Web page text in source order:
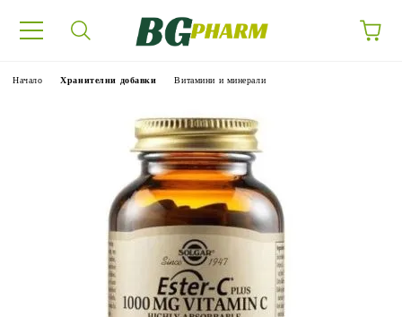
Начало Хранителни добавки Витамини и минерали